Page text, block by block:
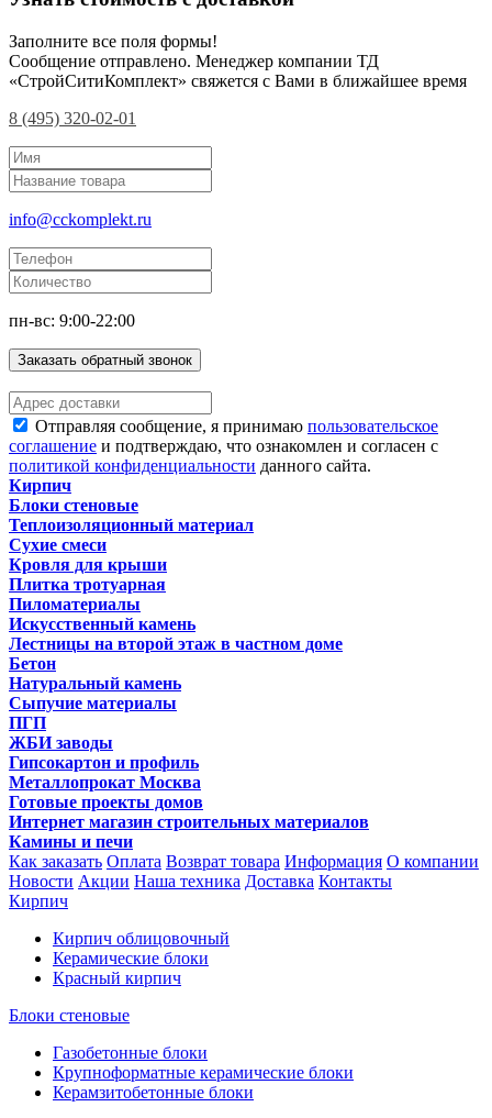
Заполните все поля формы!
Сообщение отправлено. Менеджер компании ТД
«СтройСитиКомплект» свяжется с Вами в ближайшее время
8 (495) 320-02-01
info@cckomplekt.ru
пн-вс: 9:00-22:00
Заказать обратный звонок
Отправляя сообщение, я принимаю пользовательское
соглашение и подтверждаю, что ознакомлен и согласен с
политикой конфиденциальности данного сайта.
Кирпич
Блоки стеновые
Теплоизоляционный материал
Сухие смеси
Кровля для крыши
Плитка тротуарная
Пиломатериалы
Искусственный камень
Лестницы на второй этаж в частном доме
Бетон
Натуральный камень
Сыпучие материалы
ПГП
ЖБИ заводы
Гипсокартон и профиль
Металлопрокат Москва
Готовые проекты домов
Интернет магазин строительных материалов
Камины и печи
Как заказать Оплата Возврат товара Информация О компании
Новости Акции Наша техника Доставка Контакты
Кирпич
Кирпич облицовочный
Керамические блоки
Красный кирпич
Блоки стеновые
Газобетонные блоки
Крупноформатные керамические блоки
Керамзитобетонные блоки